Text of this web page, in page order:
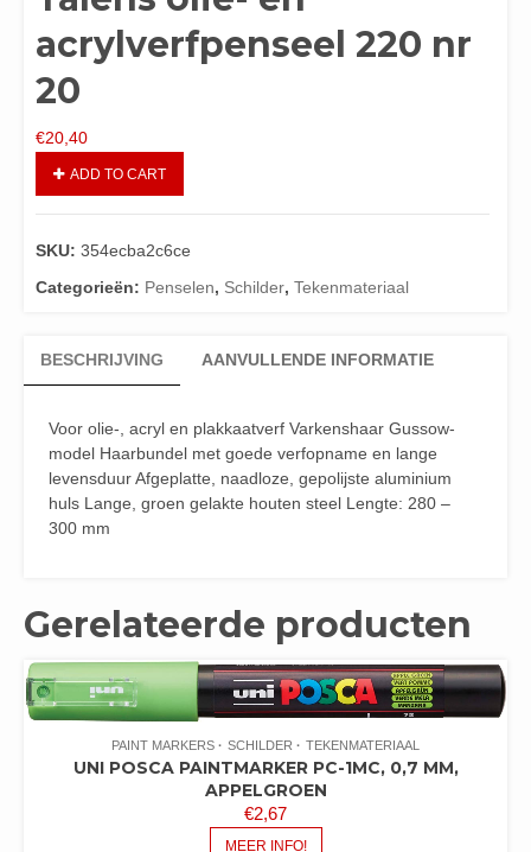
acrylverfpenseel 220 nr
20
€20,40
ADD TO CART
SKU: 354ecba2c6ce
Categorieën: Penselen, Schilder, Tekenmateriaal
BESCHRIJVING AANVULLENDE INFORMATIE
Voor olie-, acryl en plakkaatverf Varkenshaar Gussow-
model Haarbundel met goede verfopname en lange
levensduur Afgeplatte, naadloze, gepolijste aluminium
huls Lange, groen gelakte houten steel Lengte: 280 –
300 mm
Gerelateerde producten
PAINT MARKERS SCHILDER TEKENMATERIAAL
UNI POSCA PAINTMARKER PC-1MC, 0,7 MM,
APPELGROEN
€2,67
MEER INFO!